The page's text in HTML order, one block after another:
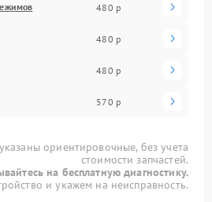
480 р
480 р
480 р
570 р
ориентировочные, без учета
стоимости запчастей.
на бесплатную диагностику.
и укажем на неисправность.